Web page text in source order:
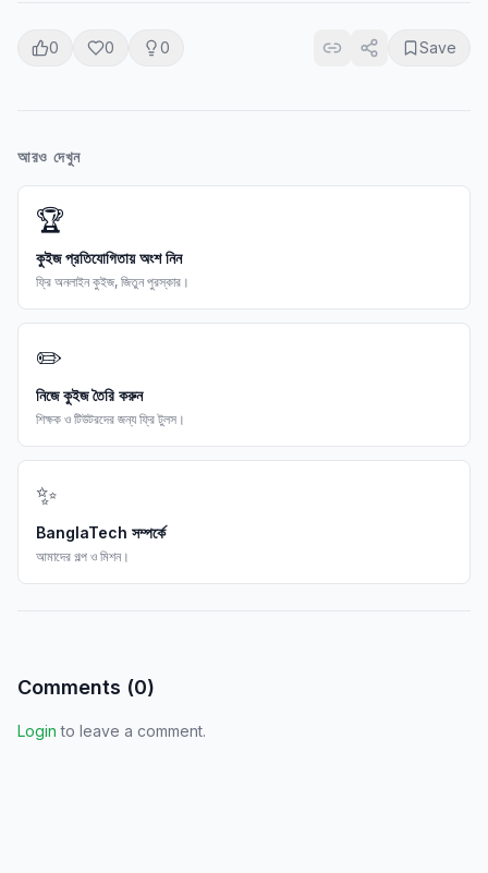
0 0 0 Save
আরও দেখুন
🏆
কুইজ প্রতিযোগিতায় অংশ নিন
ফ্রি অনলাইন কুইজ, জিতুন পুরস্কার।
✏️
নিজে কুইজ তৈরি করুন
শিক্ষক ও টিউটরদের জন্য ফ্রি টুলস।
✨
BanglaTech সম্পর্কে
আমাদের গল্প ও মিশন।
Comments (0)
Login to leave a comment.